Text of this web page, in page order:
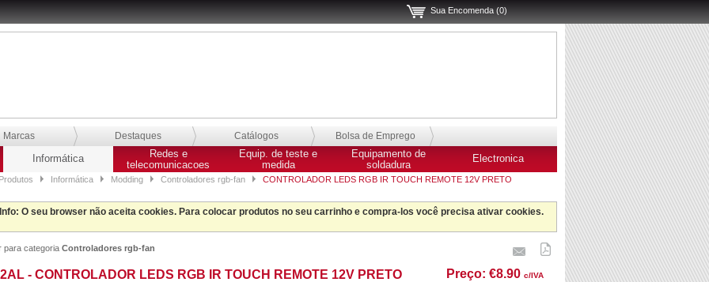
Sua Encomenda (0)
Marcas Destaques Catálogos Bolsa de Emprego
Informática
Redes e
telecomunicacoes
Equip. de teste e
medida
Equipamento de
soldadura
Electronica
Produtos Informática Modding Controladores rgb-fan CONTROLADOR LEDS RGB IR TOUCH REMOTE 12V PRETO
Info: O seu browser não aceita cookies. Para colocar produtos no seu carrinho e compra-los você precisa ativar cookies.
para categoria Controladores rgb-fan
- CONTROLADOR LEDS RGB IR TOUCH REMOTE 12V PRETO Preço: €8.90 c/IVA